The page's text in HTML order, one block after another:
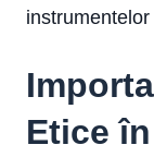
Etice